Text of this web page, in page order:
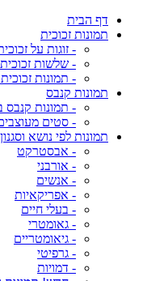
דף הבית
תמונות זכוכית
- זוגות על
- שלשות
- תמונות
תמונות קנבס
- תמונות קנבס
- סטים
תמונות לפי נושא וסגנון
- אבסטרקט
- אורבני
- אנשים
- אפריקאיות
- בעלי חיים
- גאומטרי
- גיאומטריים
- גרפיטי
- דמויות